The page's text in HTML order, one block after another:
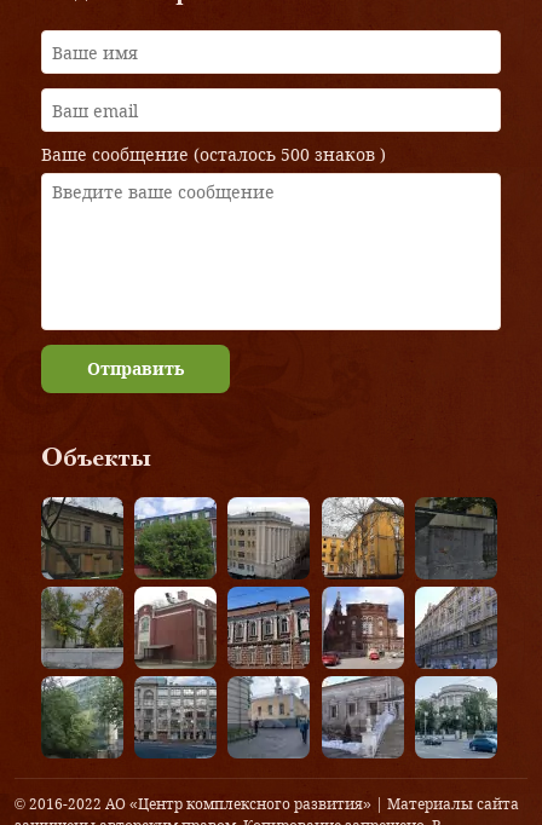
Ваше сообщение (осталось 500 знаков )
Отправить
Объекты
© 2016-2022 АО «Центр комплексного развития» | Материалы сайта